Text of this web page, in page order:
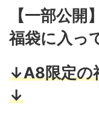
【一部公
福袋に入っ
↓A8限定の
↓